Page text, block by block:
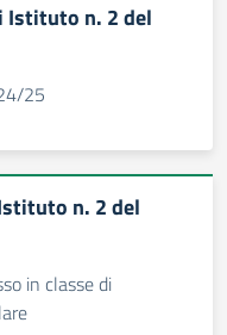
Istituto n. 2 del
25
n. 2 del
in classe di